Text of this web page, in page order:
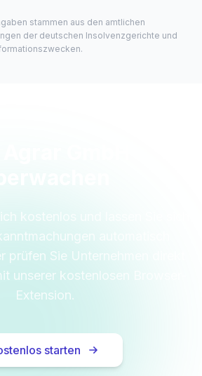
stammen aus den amtlichen
der deutschen Insolvenzgerichte und
kostenlos und lassen Sie sich
automatisch
prüfen Sie Unternehmen direkt
unserer kostenlosen Browser-
Extension.
starten